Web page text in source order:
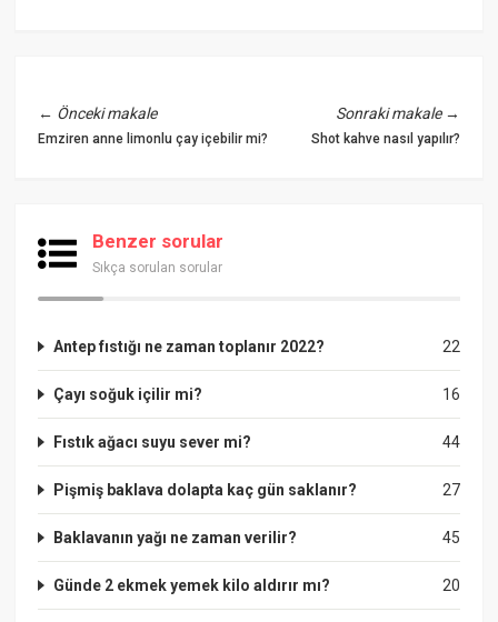
← Önceki makale
Emziren anne limonlu çay içebilir mi?
Sonraki makale→
Shot kahve nasıl yapılır?
Benzer sorular
Sıkça sorulan sorular
22
Antep fıstığı ne zaman toplanır 2022?
16
Çayı soğuk içilir mi?
44
Fıstık ağacı suyu sever mi?
27
Pişmiş baklava dolapta kaç gün saklanır?
45
Baklavanın yağı ne zaman verilir?
20
Günde 2 ekmek yemek kilo aldırır mı?